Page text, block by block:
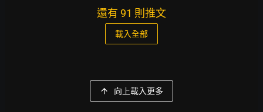
還有 91 則推文
載入全部
向上載入更多